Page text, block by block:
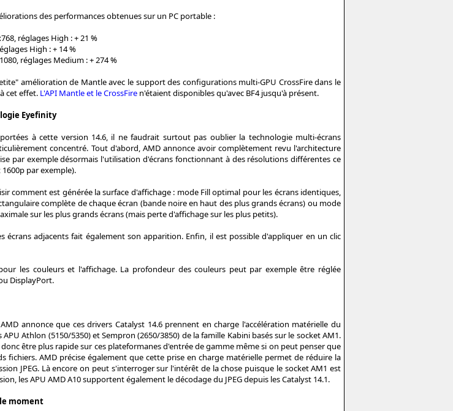
des performances obtenues sur un PC portable :
réglages High : + 21 %
High : + 14 %
réglages Medium : + 274 %
amélioration de Mantle avec le support des configurations multi-GPU CrossFire dans le
cet effet. L'API Mantle et le CrossFire n'étaient disponibles qu'avec BF4 jusqu'à présent.
Eyefinity
à cette version 14.6, il ne faudrait surtout pas oublier la technologie multi-écrans
concentré. Tout d'abord, AMD annonce avoir complètement revu l'architecture
par exemple désormais l'utilisation d'écrans fonctionnant à des résolutions différentes ce
par exemple).
comment est générée la surface d'affichage : mode Fill optimal pour les écrans identiques,
complète de chaque écran (bande noire en haut des plus grands écrans) ou mode
sur les plus grands écrans (mais perte d'affichage sur les plus petits).
adjacents fait également son apparition. Enfin, il est possible d'appliquer en un clic
les couleurs et l'affichage. La profondeur des couleurs peut par exemple être réglée
DisplayPort.
annonce que ces drivers Catalyst 14.6 prennent en charge l'accélération matérielle du
APU Athlon (5150/5350) et Sempron (2650/3850) de la famille Kabini basés sur le socket AM1.
être plus rapide sur ces plateformanes d'entrée de gamme même si on peut penser que
fichiers. AMD précise également que cette prise en charge matérielle permet de réduire la
JPEG. Là encore on peut s'interroger sur l'intérêt de la chose puisque le socket AM1 est
les APU AMD A10 supportent également le décodage du JPEG depuis les Catalyst 14.1.
moment